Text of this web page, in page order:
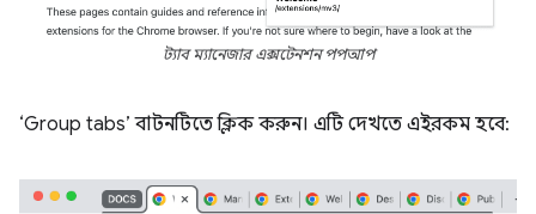
ট্যাব ম্যানেজার এক্সটেনশন পপআপ
‘Group tabs’ বাটনটিতে ক্লিক করুন। এটি দেখতে এইরকম হবে: